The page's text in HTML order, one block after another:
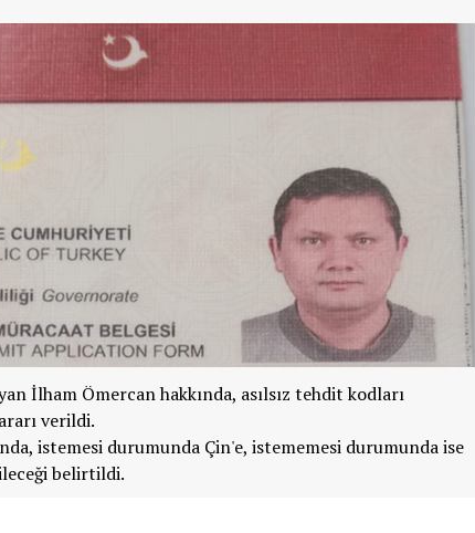
İlham Ömercan hakkında, asılsız tehdit kodları
verildi.
istemesi durumunda Çin'e, istememesi durumunda ise
belirtildi.